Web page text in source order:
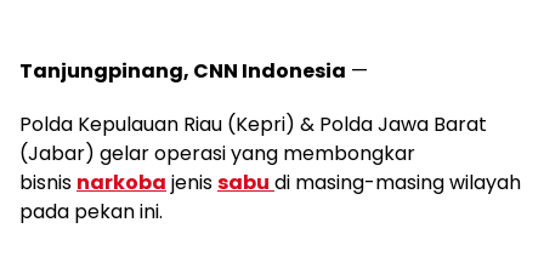
Tanjungpinang, CNN Indonesia —
Polda Kepulauan Riau (Kepri) & Polda Jawa Barat
(Jabar) gelar operasi yang membongkar
bisnis narkoba jenissabu di masing-masing wilayah
pada pekan ini.